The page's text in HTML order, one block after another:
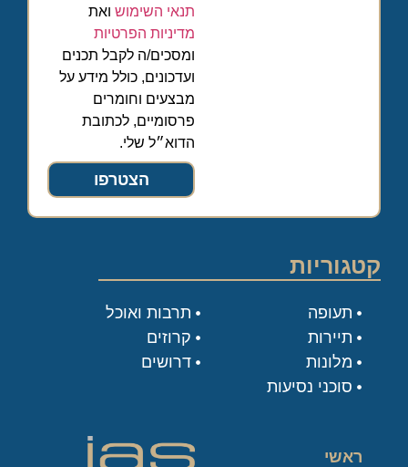
תנאי השימושואת
מדיניות הפרטיות
ומסכים/ה לקבל תכנים
ועדכונים, כולל מידע על
מבצעים וחומרים
פרסומיים, לכתובת
הדוא״ל שלי.
הצטרפו
קטגוריות
תעופה
תיירות
מלונות
סוכני נסיעות
תרבות ואוכל
קרוזים
דרושים
ראשי